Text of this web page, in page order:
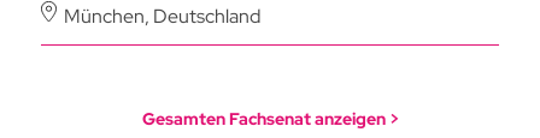
München, Deutschland
Gesamten Fachsenat anzeigen >